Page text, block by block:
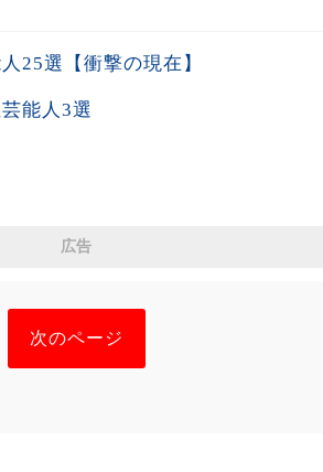
25選【衝撃の現在】
能人3選
広告
次のページ